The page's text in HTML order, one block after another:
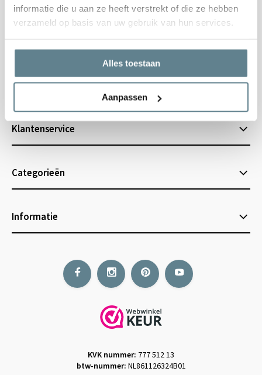
informatie die u aan ze heeft verstrekt of die ze hebben
verzameld op basis van uw gebruik van hun services.
Alles toestaan
Aanpassen
WhatsApp
0344-228104
Informatie en Tips
Klantenservice
Categorieën
Informatie
KVK nummer: 777 512 13
btw-nummer: NL861126324B01